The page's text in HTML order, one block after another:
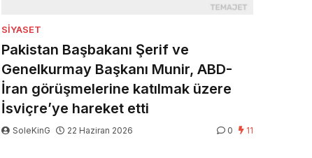
SIYASET
Pakistan Başbakanı Şerif ve
Genelkurmay Başkanı Munir, ABD-
İran görüşmelerine katılmak üzere
İsviçre’ye hareket etti
SoleKinG 22 Haziran 2026 0 11